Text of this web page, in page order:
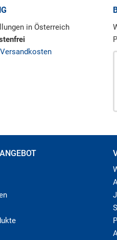
in Österreich